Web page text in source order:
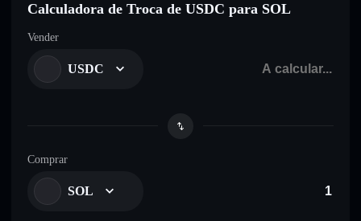
Calculadora de Troca de USDC para SOL
Vender
USDC
Comprar
SOL